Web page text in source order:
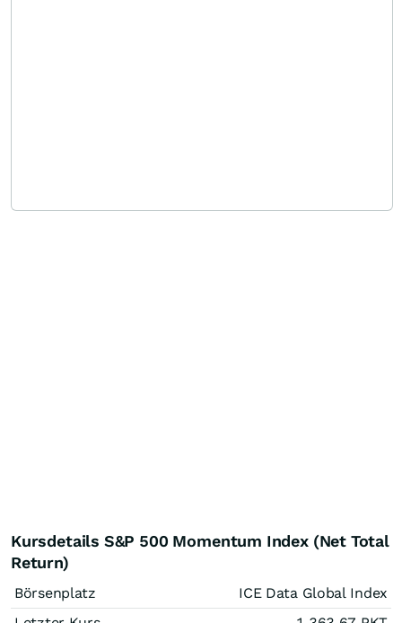
Kursdetails S&P 500 Momentum Index (Net Total
Return)
Börsenplatz
ICE Data Global Index